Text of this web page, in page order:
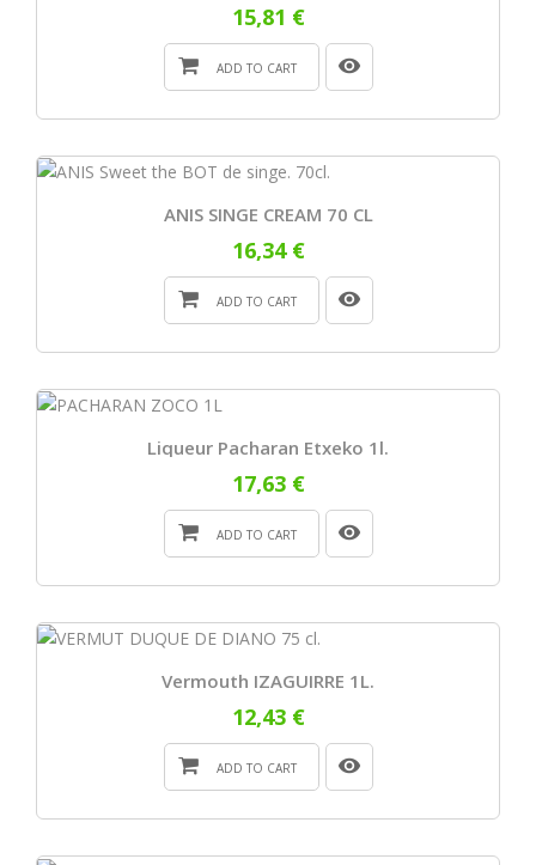
15,81 €
ADD TO CART
ANIS SINGE CREAM 70 CL
16,34 €
ADD TO CART
Liqueur Pacharan Etxeko 1l.
17,63 €
ADD TO CART
Vermouth IZAGUIRRE 1L.
12,43 €
ADD TO CART